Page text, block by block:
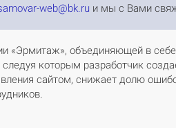
web@bk.ru и мы с Вами
«Эрмитаж», объединяющей в
которым разработчик
сайтом, снижает долю